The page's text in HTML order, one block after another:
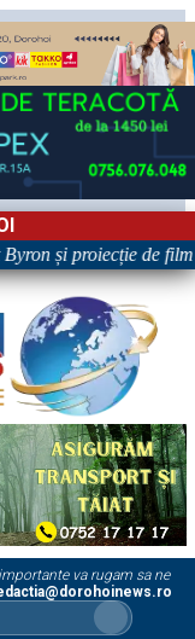
2026: Dezbateri,
va rugam sa ne